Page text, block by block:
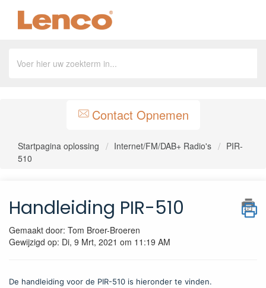
Contact Opnemen
Startpagina oplossing Internet/FM/DAB+ Radio's
PIR-
510
Handleiding PIR-510
Gemaakt door: Tom Broer-Broeren
Gewijzigd op: Di, 9 Mrt, 2021 om 11:19 AM
De handleiding voor de PIR-510 is hieronder te vinden.